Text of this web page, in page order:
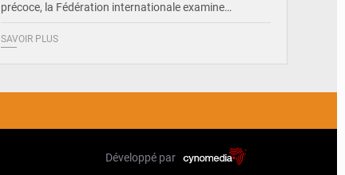
précoce, la Fédération internationale examine…
SAVOIR PLUS
Développé par